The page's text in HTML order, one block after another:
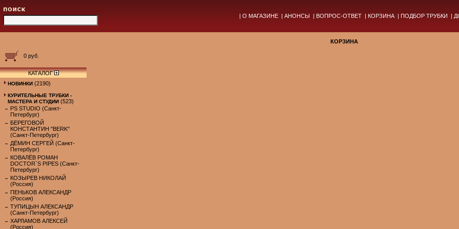
| О МАГАЗИНЕ | АНОНСЫ | ВОПРОС-ОТВЕТ | КОРЗИНА | ПОДБОР ТРУБКИ |
КОРЗИНА
0 руб.
КАТАЛОГ
НОВИНКИ (2190)
КУРИТЕЛЬНЫЕ ТРУБКИ -
МАСТЕРА И СТУДИИ (523)
PS STUDIO (Санкт-
Петербург)
БЕРЕГОВОЙ
КОНСТАНТИН "BERK"
(Санкт-Петербург)
ДЁМИН СЕРГЕЙ (Санкт-
Петербург)
КОВАЛЁВ РОМАН
DOCTOR`S PIPES (Санкт-
Петербург)
КОЗЫРЕВ НИКОЛАЙ
(Россия)
ПЕНЬКОВ АЛЕКСАНДР
(Россия)
ТУПИЦЫН АЛЕКСАНДР
(Санкт-Петербург)
ХАРЛАМОВ АЛЕКСЕЙ
(Россия)